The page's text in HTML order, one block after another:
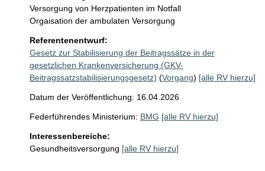
Versorgung von Herzpatienten im Notfall
Referentenentwurf:
Gesetz zur Stabilisierung der Beitragssätze in der
gesetzlichen Krankenversicherung (GKV-
Beitragssatzstabilisierungsgesetz) (Vorgang) [alle RV hierzu]
Datum der Veröffentlichung: 16.04.2026
Federführendes Ministerium: BMG [alle RV hierzu]
Interessenbereiche:
Gesundheitsversorgung [alle RV hierzu]